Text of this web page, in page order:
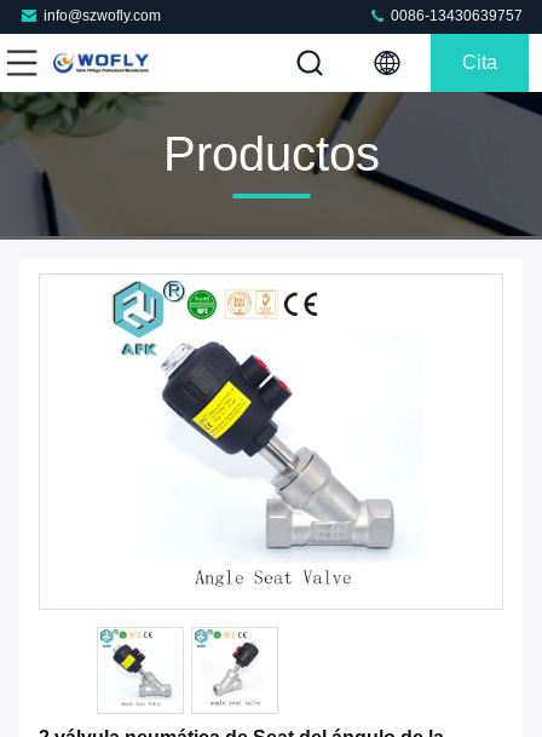
info@szwofly.com 0086-13430639757
Cita
Productos